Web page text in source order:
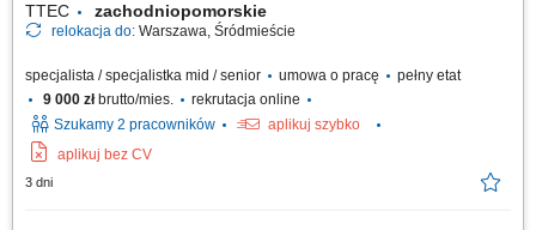
TTEC zachodniopomorskie
relokacja do: Warszawa, Śródmieście
specjalista / specjalistka mid / senior umowa o pracę
pełny etat
9 000 złbrutto/mies.
rekrutacja online
Szukamy 2 pracowników
aplikuj szybko
aplikuj bez CV
3 dni